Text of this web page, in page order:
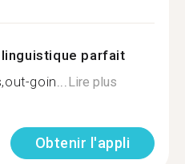
parfait
goin...Lire plus
Obtenir l'appli